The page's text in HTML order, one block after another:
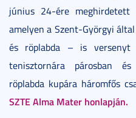
június 24-ére meghirdetett
amelyen a Szent-Györgyi
és röplabda – is versenyt
tenisztornára párosban
röplabda kupára háromfős
SZTE Alma Mater honlapján.